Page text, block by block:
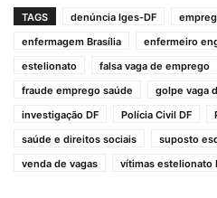
TAGS denúncia Iges-DF
enfermagem Brasília
enfermeiro
estelionato
falsa vaga de emprego
fraude emprego saúde
golpe vaga
investigação DF
Polícia Civil DF
saúde e direitos sociais
suposto
venda de vagas
vítimas estelionato